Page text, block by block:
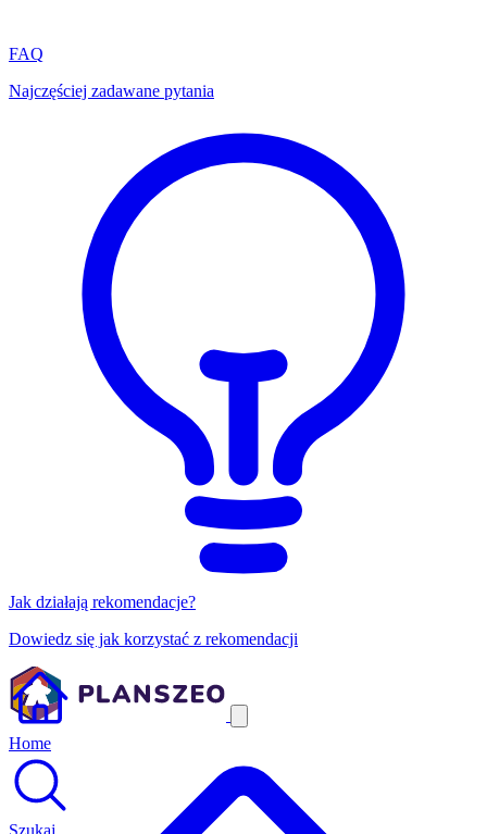
FAQ
Najczęściej zadawane pytania
Jak działają rekomendacje?
Dowiedz się jak korzystać z rekomendacji
Home
Szukaj